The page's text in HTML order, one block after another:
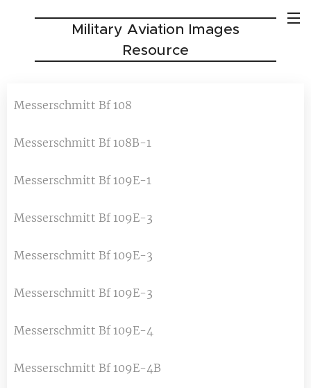
Military Aviation Images
Resource
Messerschmitt Bf 108
Messerschmitt Bf 108B-1
Messerschmitt Bf 109E-1
Messerschmitt Bf 109E-3
Messerschmitt Bf 109E-3
Messerschmitt Bf 109E-3
Messerschmitt Bf 109E-4
Messerschmitt Bf 109E-4B